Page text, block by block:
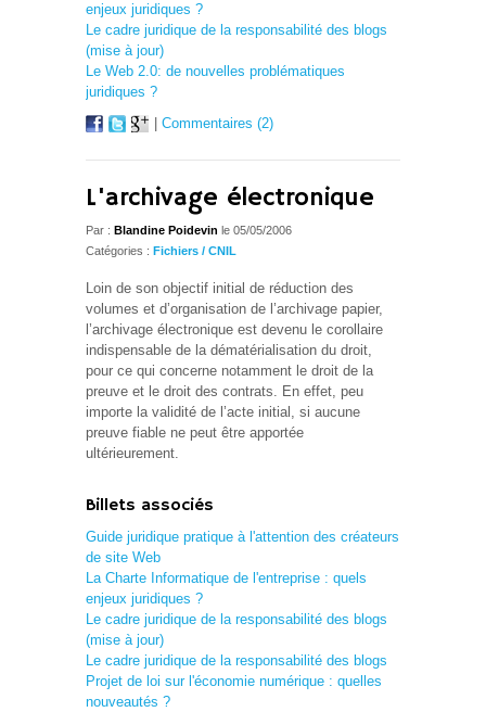
enjeux juridiques ?
Le cadre juridique de la responsabilité des blogs
(mise à jour)
Le Web 2.0: de nouvelles problématiques
juridiques ?
Commentaires (2)
L'archivage électronique
Par : Blandine Poidevin le 05/05/2006
Catégories : Fichiers / CNIL
Loin de son objectif initial de réduction des
volumes et d’organisation de l’archivage papier,
l’archivage électronique est devenu le corollaire
indispensable de la dématérialisation du droit,
pour ce qui concerne notamment le droit de la
preuve et le droit des contrats. En effet, peu
importe la validité de l’acte initial, si aucune
preuve fiable ne peut être apportée
ultérieurement.
Billets associés
Guide juridique pratique à l'attention des créateurs
de site Web
La Charte Informatique de l'entreprise : quels
enjeux juridiques ?
Le cadre juridique de la responsabilité des blogs
(mise à jour)
Le cadre juridique de la responsabilité des blogs
Projet de loi sur l'économie numérique : quelles
nouveautés ?